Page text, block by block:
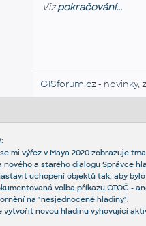
Vizpokračování...
GISforum.cz- novinky,
:
mi výřez v Maya 2020 zobrazuje
nového a starého dialogu Správce
uchopení objektů tak, aby
volba příkazu OTOČ -
na "nesjednocené hladiny".
vytvořit novou hladinu vyhovující